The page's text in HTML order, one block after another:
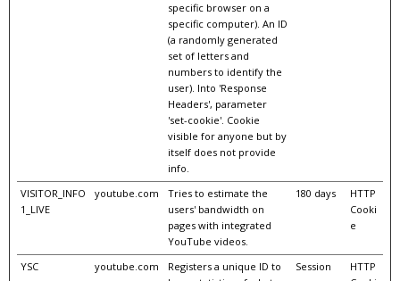
specific browser on a
specific computer). An ID
(a randomly generated
set of letters and
numbers to identify the
user). Into 'Response
Headers', parameter
'set-cookie'. Cookie
visible for anyone but by
itself does not provide
info.
VISITOR_INFO
1_LIVE
youtube.com
Tries to estimate the
users' bandwidth on
pages with integrated
YouTube videos.
180 days
HTTP
Cooki
e
YSC youtube.com
Registers a unique ID to
Session
HTTP